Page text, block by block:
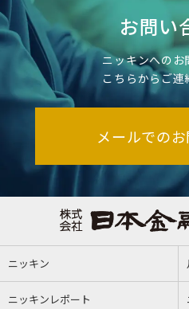
お問い
ニッキンへのお
こちらからご連
メールでの
ニッキン
ニッキンレポート